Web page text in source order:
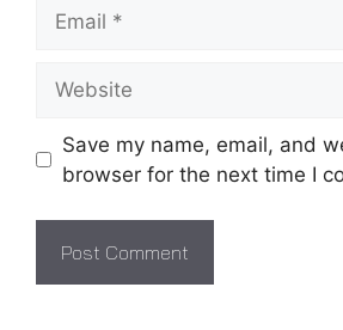
Save my name, email, and
browser for the next time I